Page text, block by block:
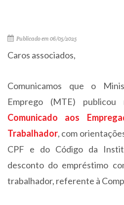
Publicado em 06/05/2025
Caros associados,
Comunicamos que o
Emprego (MTE)
Comunicado aos
Trabalhador, com
CPF e do Código da
desconto do empréstimo
trabalhador, referente à